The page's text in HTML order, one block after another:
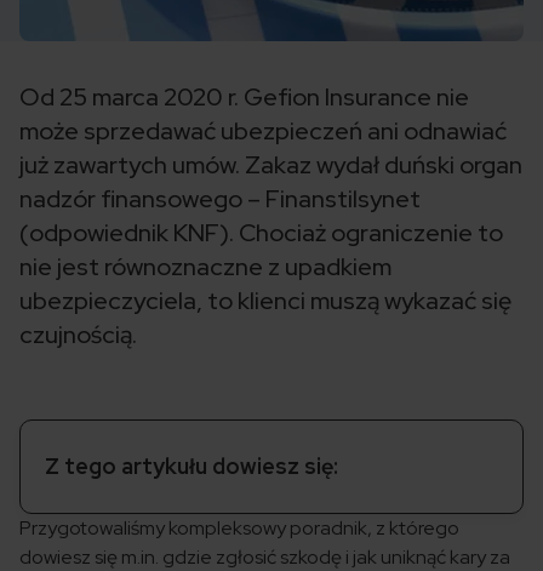
Od 25 marca 2020 r. Gefion Insurance nie
może sprzedawać ubezpieczeń ani odnawiać
już zawartych umów. Zakaz wydał duński organ
nadzór finansowego – Finanstilsynet
(odpowiednik KNF). Chociaż ograniczenie to
nie jest równoznaczne z upadkiem
ubezpieczyciela, to klienci muszą wykazać się
czujnością.
Z tego artykułu dowiesz się:
Przygotowaliśmy kompleksowy poradnik, z którego
dowiesz się m.in. gdzie zgłosić szkodę i jak uniknąć kary za